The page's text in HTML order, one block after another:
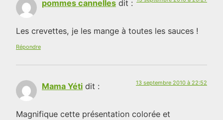
pommes cannelles dit :
Les crevettes, je les mange à toutes les sauces !
Répondre
Mama Yéti dit : 13 septembre 2010 à 22:52
Magnifique cette présentation colorée et